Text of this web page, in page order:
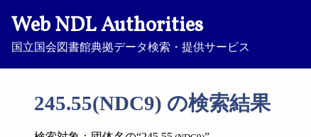
Web NDL Authorities
国立国会図書館典拠データ検索・提供サービス
245.55(NDC9) の検索結果